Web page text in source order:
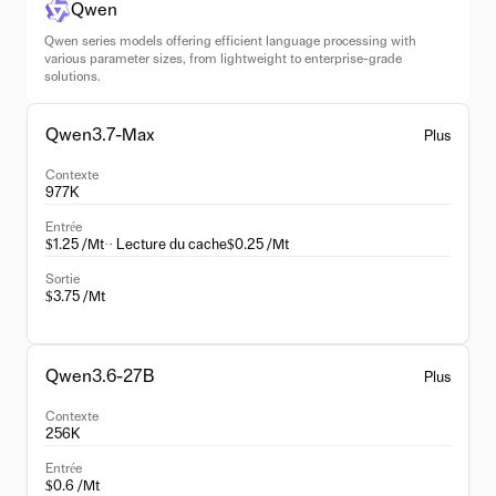
Qwen
Qwen series models offering efficient language processing with
various parameter sizes, from lightweight to enterprise-grade
solutions.
Qwen3.7-Max Plus
Contexte
977K
Entrée
$1.25 /Mt·· Lecture du cache$0.25 /Mt
Sortie
$3.75 /Mt
Qwen3.6-27B Plus
Contexte
256K
Entrée
$0.6 /Mt